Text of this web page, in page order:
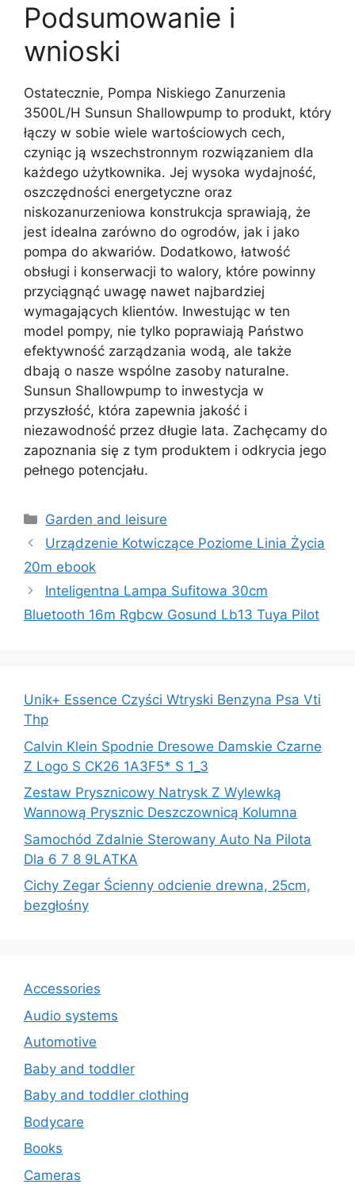
Podsumowanie i
wnioski
Ostatecznie, Pompa Niskiego Zanurzenia
3500L/H Sunsun Shallowpump to produkt, który
łączy w sobie wiele wartościowych cech,
czyniąc ją wszechstronnym rozwiązaniem dla
każdego użytkownika. Jej wysoka wydajność,
oszczędności energetyczne oraz
niskozanurzeniowa konstrukcja sprawiają, że
jest idealna zarówno do ogrodów, jak i jako
pompa do akwariów. Dodatkowo, łatwość
obsługi i konserwacji to walory, które powinny
przyciągnąć uwagę nawet najbardziej
wymagających klientów. Inwestując w ten
model pompy, nie tylko poprawiają Państwo
efektywność zarządzania wodą, ale także
dbają o nasze wspólne zasoby naturalne.
Sunsun Shallowpump to inwestycja w
przyszłość, która zapewnia jakość i
niezawodność przez długie lata. Zachęcamy do
zapoznania się z tym produktem i odkrycia jego
pełnego potencjału.
Kategorie
Garden and leisure
Urządzenie Kotwiczące Poziome Linia Życia
20m ebook
Inteligentna Lampa Sufitowa 30cm
Bluetooth 16m Rgbcw Gosund Lb13 Tuya Pilot
Unik+ Essence Czyści Wtryski Benzyna Psa Vti
Thp
Calvin Klein Spodnie Dresowe Damskie Czarne
Z Logo S CK26 1A3F5* S 1_3
Zestaw Prysznicowy Natrysk Z Wylewką
Wannową Prysznic Deszczownicą Kolumna
Samochód Zdalnie Sterowany Auto Na Pilota
Dla 6 7 8 9LATKA
Cichy Zegar Ścienny odcienie drewna, 25cm,
bezgłośny
Accessories
Audio systems
Automotive
Baby and toddler
Baby and toddler clothing
Bodycare
Books
Cameras